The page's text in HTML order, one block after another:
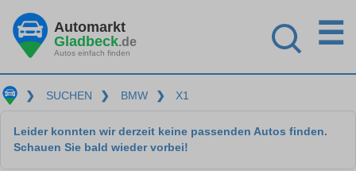
Automarkt
Gladbeck.de
Autos einfach finden
☰
❯ SUCHEN ❯ BMW ❯ X1
Leider konnten wir derzeit keine passenden Autos finden.
Schauen Sie bald wieder vorbei!